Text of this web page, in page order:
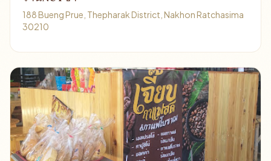
188 Bueng Prue, Thepharak District, Nakhon Ratchasima
30210